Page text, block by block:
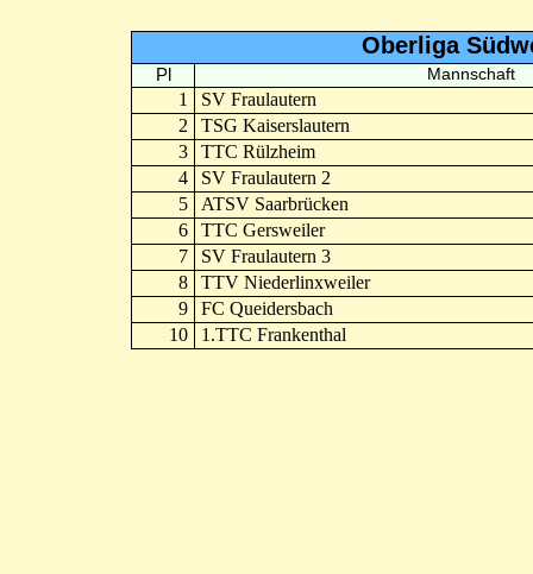
Oberliga
Pl Mannschaft
1
SV Fraulautern
2
TSG Kaiserslautern
3
TTC Rülzheim
4
SV Fraulautern 2
5
ATSV Saarbrücken
6
TTC Gersweiler
7
SV Fraulautern 3
8
TTV Niederlinxweiler
9
FC Queidersbach
10
1.TTC Frankenthal